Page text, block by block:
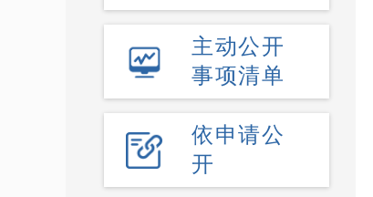
主动公开
事项清单
依申请公
开